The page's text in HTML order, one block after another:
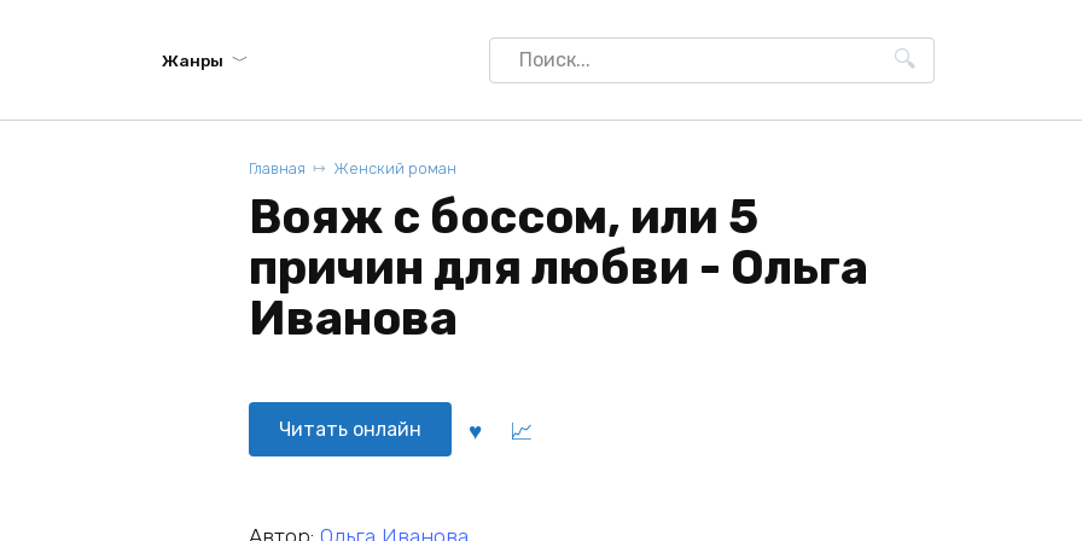
Жанры
Search
for:
Главная Женский роман
Вояж с боссом, или 5
причин для любви - Ольга
Иванова
Читать онлайн
Автор: Ольга Иванова